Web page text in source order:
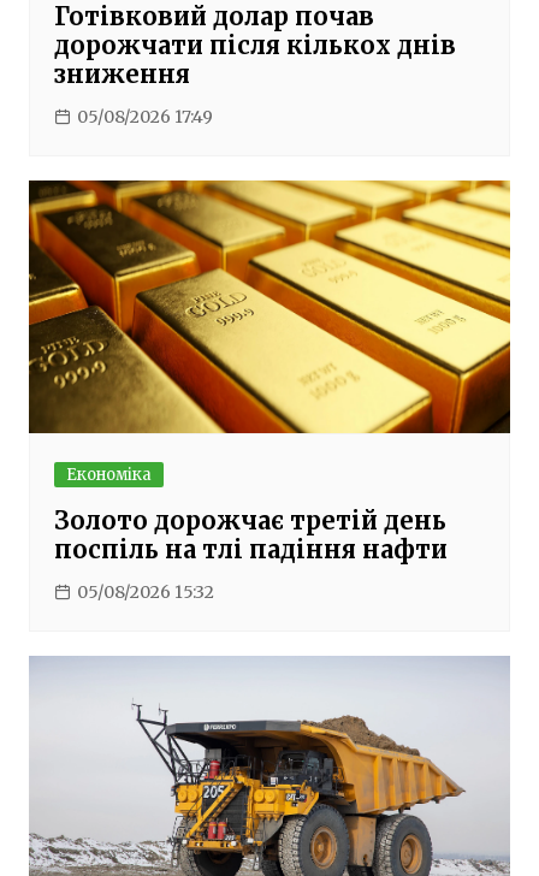
Готівковий долар почав
дорожчати після кількох днів
зниження
05/08/2026 17:49
Економіка
Золото дорожчає третій день
поспіль на тлі падіння нафти
05/08/2026 15:32